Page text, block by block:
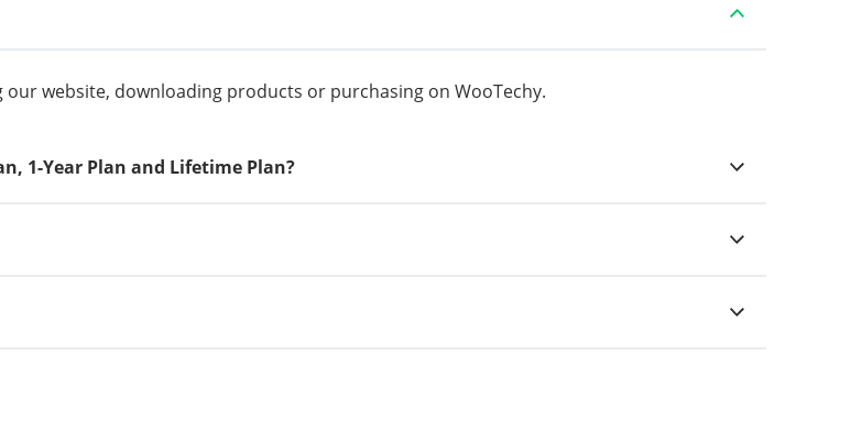
website, downloading products or purchasing on WooTechy.
1-Year Plan and Lifetime Plan?